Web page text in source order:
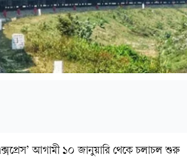
এক্সপ্রেস’ আগামী ১০ জানুয়ারি থেকে চলাচল শুরু